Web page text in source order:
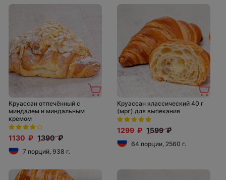
Круассан отпечённый с
миндалем и миндальным
кремом
1130 ₽ 1390 ₽
7 порций, 938 г.
Круассан классический 40 г
(мрг) для выпекания
1299 ₽ 1599 ₽
64 порции, 2560 г.